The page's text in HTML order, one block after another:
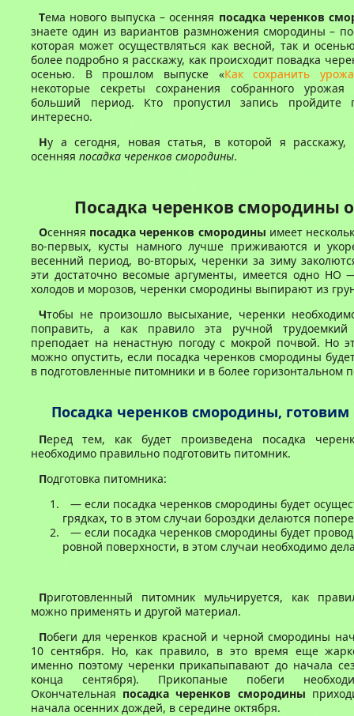
Тема нового выпуска – осенняя посадка черенков
знаете один из вариантов размножения смородины –
которая может осуществляться как весной, так и
более подробно я расскажу, как происходит повадка
осенью. В прошлом выпуске «Как сохранить
некоторые секреты сохранения собранного
больший период. Кто пропустил запись пройдите
интересно.
Ну а сегодня, новая статья, в которой я расскажу,
осенняя посадка черенков смородины.
Посадка черенков смородины
Осенняя посадка черенков смородины имеет
во-первых, кусты намного лучше приживаются и
весенний период, во-вторых, черенки за зиму
эти достаточно весомые аргументы, имеется одно НО
холодов и морозов, черенки смородины выпирают из
Чтобы не произошло высыхание, черенки
поправить, а как правило эта ручной трудоемкий
преподает на ненастную погоду с мокрой почвой. Но
можно опустить, если посадка черенков смородины
в подготовленные питомники и в более горизонтальном
Посадка черенков смородины,
Перед тем, как будет произведена посадка
необходимо правильно подготовить питомник.
Подготовка питомника:
— если посадка черенков смородины будет
грядках, то в этом случаи бороздки делаются
— если посадка черенков смородины будет
ровной поверхности, в этом случаи необходимо
Приготовленный питомник мульчируется, как
можно применять и другой материал.
Побеги для черенков красной и черной смородины
10 сентября. Но, как правило, в это время еще
именно поэтому черенки прикапыпавают до начала
конца сентября). Прикопаные побеги
Окончательная посадка черенков смородины
начала осенних дождей, в середине октября.